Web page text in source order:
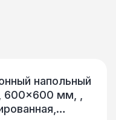
напольный
600x600 мм, ,